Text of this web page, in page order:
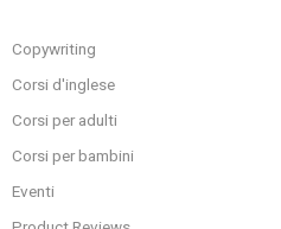
Copywriting
Corsi d'inglese
Corsi per adulti
Corsi per bambini
Eventi